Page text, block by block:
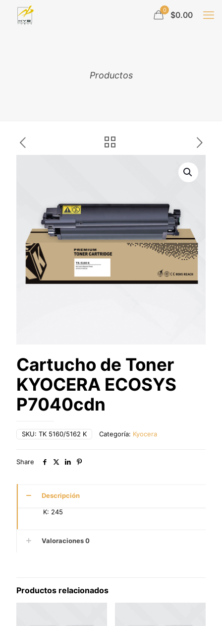
0 $0.00
Productos
Cartucho de Toner
KYOCERA ECOSYS
P7040cdn
SKU: TK 5160/5162 K Categoría: Kyocera
Share
Descripción
K: 245
Valoraciones0
Productos relacionados